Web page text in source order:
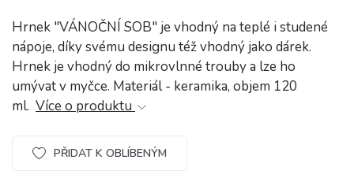
Hrnek "VÁNOČNÍ SOB" je vhodný na teplé i studené
nápoje, díky svému designu též vhodný jako dárek.
Hrnek je vhodný do mikrovlnné trouby a lze ho
umývat v myčce. Materiál - keramika, objem 120
ml. Více o produktu
PŘIDAT K OBLÍBENÝM